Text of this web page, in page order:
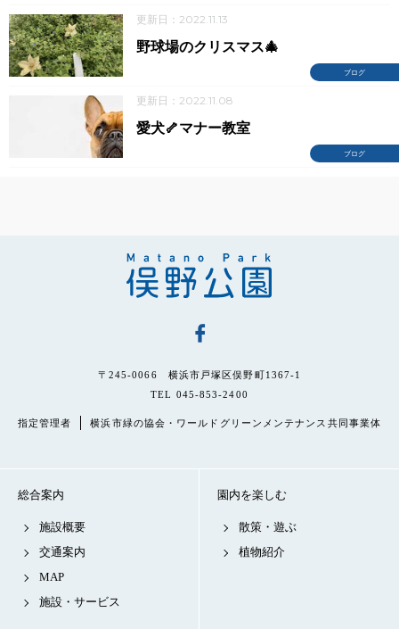
更新日：2022.11.13
ブログ
野球場のクリスマス🎄
更新日：2022.11.08
ブログ
愛犬🦴マナー教室
〒245-0066 横浜市戸塚区俣野町1367-1
TEL 045-853-2400
指定管理者 横浜市緑の協会・ワールドグリーンメンテナンス共同事業体
総合案内
施設概要
交通案内
MAP
施設・サービス
園内を楽しむ
散策・遊ぶ
植物紹介